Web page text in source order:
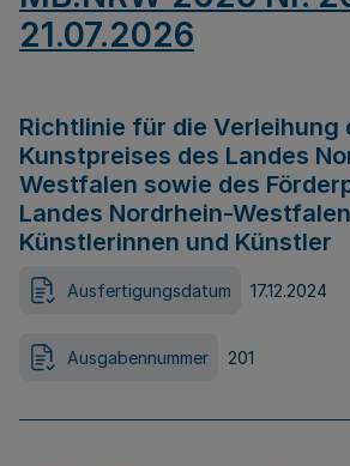
21.07.2026
Richtlinie für die Verleihung
Kunstpreises des Landes
Westfalen sowie des
Landes Nordrhein-
Künstlerinnen und Künstler
Ausfertigungsdatum 17.12.2024
Ausgabennummer 201